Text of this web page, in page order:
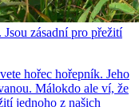
zásadní pro přežití
hořec hořepník. Jeho
Málokdo ale ví, že
jednoho z našich